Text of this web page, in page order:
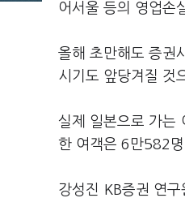
어서울 등의 영업손
올해 초만해도 증권
시기도 앞당겨질 것
실제 일본으로 가는
한 여객은 6만582
강성진 KB증권 연